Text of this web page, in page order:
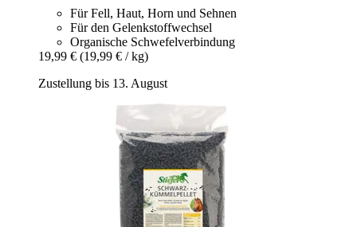
Für Fell, Haut, Horn und Sehnen
Für den Gelenkstoffwechsel
Organische Schwefelverbindung
19,99 € (19,99 € / kg)
Zustellung bis 13. August